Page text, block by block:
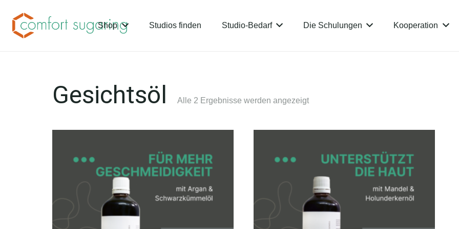
Shop Studios finden Studio-Bedarf Die Schulungen Kooperation
Gesichtsöl Alle 2 Ergebnisse werden angezeigt